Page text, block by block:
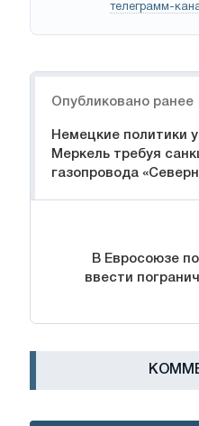
телеграмм-
Опубликовано ранее
Немецкие политики
Меркель требуя
газопровода
В Евросоюзе
ввести